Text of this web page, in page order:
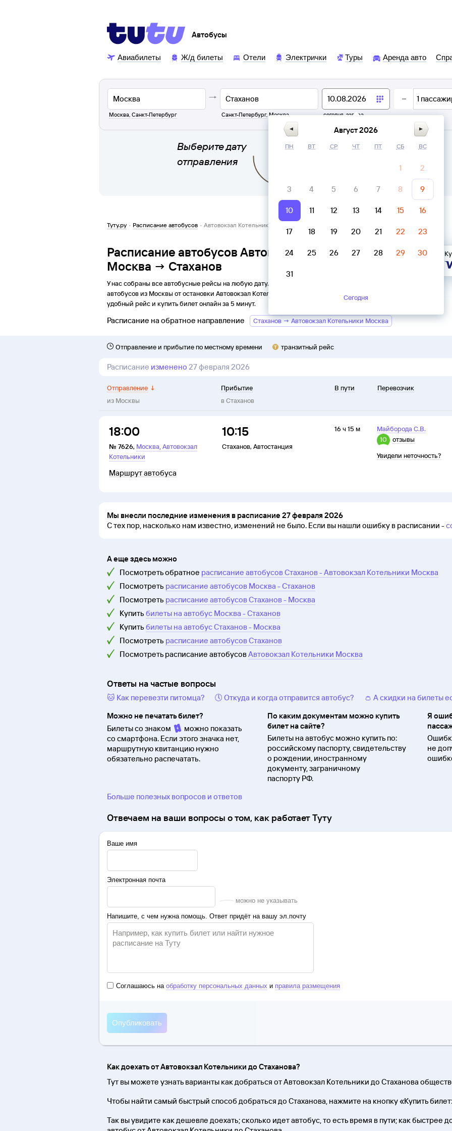
Автобусы
Авиабилеты Ж/д билеты Отели Электрички Туры Аренда авто
Москва, Санкт-Петербург Санкт-Петербург, Москва сегодня, завтра
1
Выберите дату
отправления
Туту.ру · Расписание автобусов · Автовокзал Котельники Москва → Стаханов
Расписание автобусов Автовокзал Котельники
Москва → Стаханов
У нас собраны все автобусные рейсы на любую дату. Вы можете узнать точное расписание
автобусов из Москвыотостановки Автовокзал Котельники
удобный рейс и купить билет онлайн за 5 минут.
Расписание на обратное направление Стаханов → Автовокзал Котельники Москва
Отправление и прибытие по местному времени транзитный рейс
Расписание изменено 27 февраля 2026
Отправление ↓
из Москвы
Прибытие
в Стаханов
В пути Перевозчик
18:00
№ 7626, Москва,Автовокзал
Котельники
10:15
Стаханов, Автостанция
16 ч 15 м
Майборода С.В.
10
отзывы
Увидели неточность?
Маршрут автобуса
Мы внесли последние изменения в расписание 27 февраля 2026
С тех пор, насколько нам известно, изменений не было. Если вы нашли ошибку в расписании -
А еще здесь можно
Посмотреть обратное расписание автобусов Стаханов - Автовокзал Котельники Москва
Посмотреть расписание автобусов Москва - Стаханов
Посмотреть расписание автобусов Стаханов - Москва
Купить билеты на автобус Москва - Стаханов
Купить билеты на автобус Стаханов - Москва
Посмотреть расписание автобусов Стаханов
Посмотреть расписание автобусовАвтовокзал Котельники Москва
Ответы на частые вопросы
🐱 Как перевезти питомца? 🕔 Откуда и когда отправится автобус?
👛 А скидки на билеты
Можно не печатать билет?
Билеты со знаком
можно показать
со смартфона. Если этого значка нет,
маршрутную квитанцию нужно
обязательно распечатать.
По каким документам можно купить
билет на сайте?
Билеты на автобус можно купить по:
российскому паспорту, свидетельству
о рождении, иностранному
документу, заграничному
паспорту РФ.
Я
не
Больше полезных вопросов и ответов
Отвечаем на ваши вопросы о том, как работает Туту
Ваше имя
Электронная почта
можно не указывать
Напишите, с чем нужна помощь. Ответ придёт на вашу эл.почту
Соглашаюсь на обработку персональных данных и правила размещения
Как доехать от Автовокзал Котельники до Стаханова?
Тут вы можете узнать варианты как добраться от Автовокзал Котельники до Стаханова
Чтобы найти самый быстрый способ добраться до Стаханова, нажмите на кнопку «Купить
Так вы увидите как дешевле доехать; сколько идет автобус, то есть время в пути; как быстрее
Август 2026
ПН ВТ СР ЧТ ПТ СБ ВС
1 2
3 4 5 6 7 8 9
10 11 12 13 14 15 16
17 18 19 20 21 22 23
24 25 26 27 28 29 30
31
Сегодня